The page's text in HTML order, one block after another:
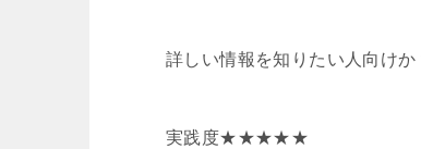
詳しい情報を知りたい人向
実践度★★★★★